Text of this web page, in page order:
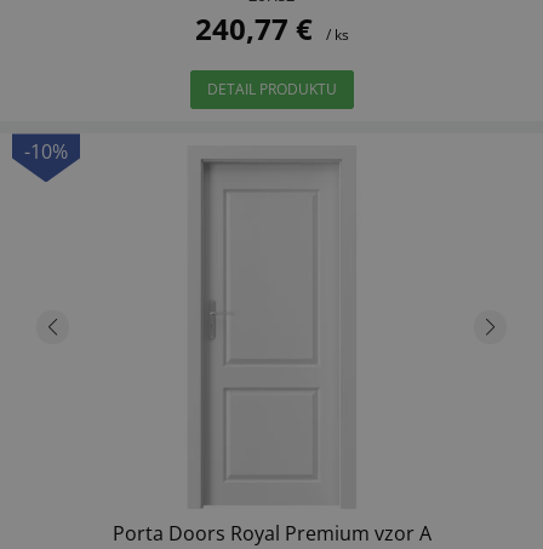
240,77 € / ks
DETAIL PRODUKTU
-10%
Porta Doors Royal Premium vzor A